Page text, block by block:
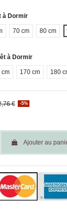
à Dormir
70 cm 80 cm
à Dormir
cm 170 cm 180
€ -5%
Ajouter au